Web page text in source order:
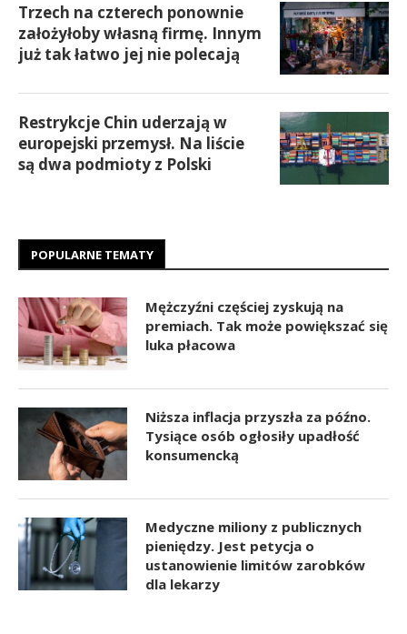
Trzech na czterech ponownie
założyłoby własną firmę. Innym
już tak łatwo jej nie polecają
Restrykcje Chin uderzają w
europejski przemysł. Na liście
są dwa podmioty z Polski
POPULARNE TEMATY
Mężczyźni częściej zyskują na
premiach. Tak może powiększać się
luka płacowa
Niższa inflacja przyszła za późno.
Tysiące osób ogłosiły upadłość
konsumencką
Medyczne miliony z publicznych
pieniędzy. Jest petycja o
ustanowienie limitów zarobków
dla lekarzy